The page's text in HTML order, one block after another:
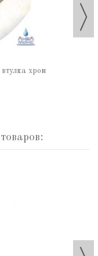
хром